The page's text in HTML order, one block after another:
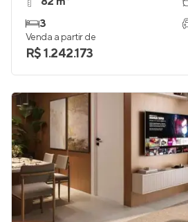
3
Venda a partir de
R$ 1.242.173